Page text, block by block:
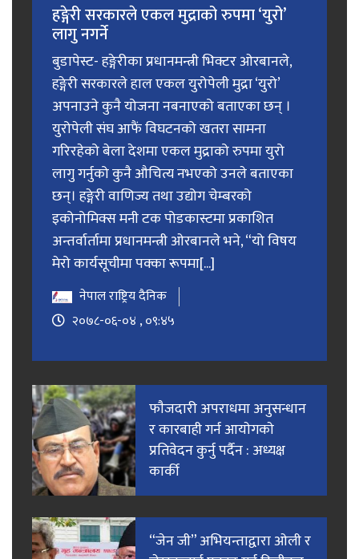
हङ्गेरी सरकारले एकल मुद्राको रुपमा ‘युरो’
लागु नगर्ने
बुडापेस्ट- हङ्गेरीका प्रधानमन्त्री भिक्टर ओरबानले,
हङ्गेरी सरकारले हाल एकल युरोपेली मुद्रा ‘युरो’
अपनाउने कुनै योजना नबनाएको बताएका छन् ।
युरोपेली संघ आफैं विघटनको खतरा सामना
गरिरहेको बेला देशमा एकल मुद्राको रुपमा युरो
लागु गर्नुको कुनै औचित्य नभएको उनले बताएका
छन्। हङ्गेरी वाणिज्य तथा उद्योग चेम्बरको
इकोनोमिक्स मनी टक पोडकास्टमा प्रकाशित
अन्तर्वार्तामा प्रधानमन्त्री ओरबानले भने, “यो विषय
मेरो कार्यसूचीमा पक्का रूपमा[...]
नेपाल राष्ट्रिय दैनिक
२०७८-०६-०४ , ०९:४५
फाैजदारी अपराधमा अनुसन्धान
र कारबाही गर्न आयाेगकाे
प्रतिवेदन कुर्नु पर्दैन : अध्यक्ष
कार्की
“जेन जी” अभियन्ताद्वारा ओली र